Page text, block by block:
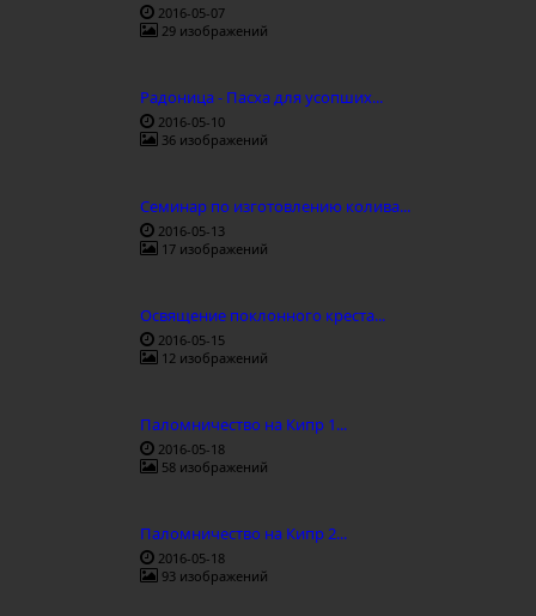
2016-05-07
29 изображений
Радоница - Пасха для усопших...
2016-05-10
36 изображений
Семинар по изготовлению колива...
2016-05-13
17 изображений
Освящение поклонного креста...
2016-05-15
12 изображений
Паломничество на Кипр 1...
2016-05-18
58 изображений
Паломничество на Кипр 2...
2016-05-18
93 изображений